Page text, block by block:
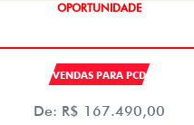
OPORTUNIDADE
VENDAS PARA PCD
De: R$ 167.490,00